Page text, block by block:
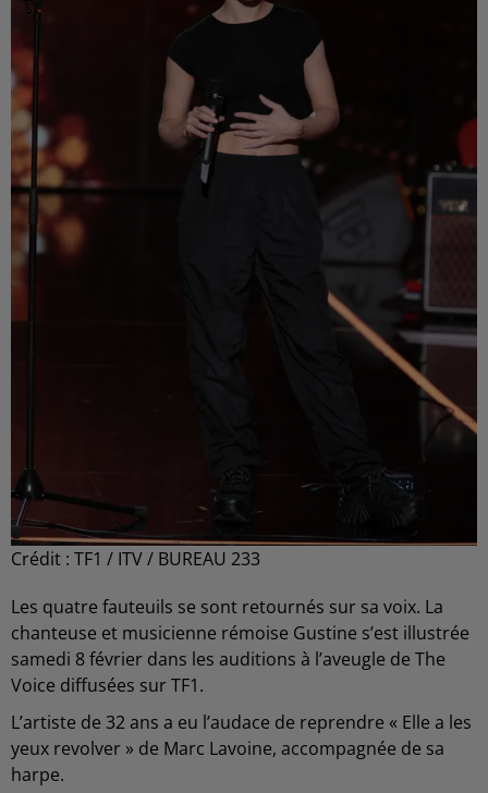
Crédit : TF1 / ITV / BUREAU 233
Les quatre fauteuils se sont retournés sur sa voix. La
chanteuse et musicienne rémoise Gustine s’est illustrée
samedi 8 février dans les auditions à l’aveugle de The
Voice diffusées sur TF1.
L’artiste de 32 ans a eu l’audace de reprendre « Elle a les
yeux revolver » de Marc Lavoine, accompagnée de sa
harpe.